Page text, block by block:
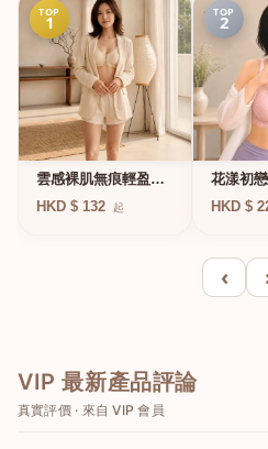
TOP
1
雲感裸肌無痕輕盈無
鋼圈內衣
HKD $ 132 起
TOP
2
花漾初
圈蕾絲
HKD $
‹
VIP 最新產品評論
真實評價 · 來自 VIP 會員